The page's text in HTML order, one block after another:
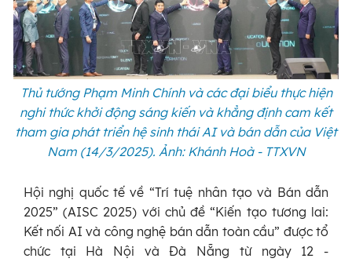
Thủ tướng Phạm Minh Chính và các đại biểu thực hiện
nghi thức khởi động sáng kiến và khẳng định cam kết
tham gia phát triển hệ sinh thái AI và bán dẫn của Việt
Nam (14/3/2025). Ảnh: Khánh Hoà - TTXVN
Hội nghị quốc tế về “Trí tuệ nhân tạo và Bán dẫn
2025” (AISC 2025) với chủ đề “Kiến tạo tương lai:
Kết nối AI và công nghệ bán dẫn toàn cầu” được tổ
chức tại Hà Nội và Đà Nẵng từ ngày 12 -